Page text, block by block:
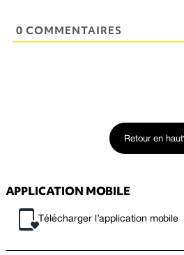
0 COMMENTAIRES
Retour en haut
APPLICATION MOBILE
Télécharger l’application mobile